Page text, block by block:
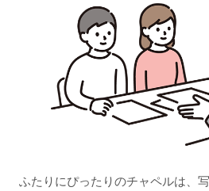
ふたりにぴったりのチャペルは、